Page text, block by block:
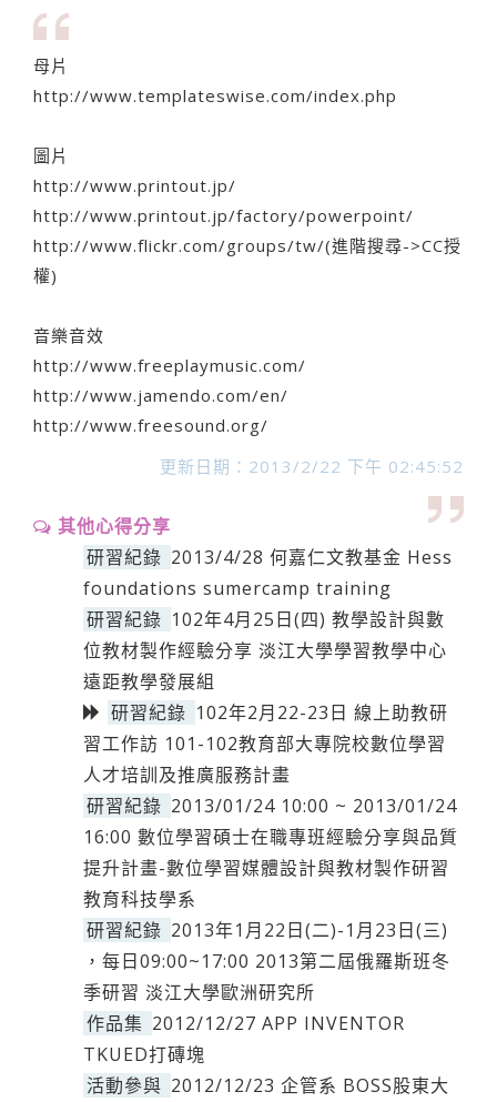
母片
http://www.templateswise.com/index.php
圖片
http://www.printout.jp/
http://www.printout.jp/factory/powerpoint/
http://www.flickr.com/groups/tw/(進階搜尋->CC授
權)
音樂音效
http://www.freeplaymusic.com/
http://www.jamendo.com/en/
http://www.freesound.org/
更新日期：2013/2/22 下午 02:45:52
其他心得分享
研習紀錄 2013/4/28 何嘉仁文教基金 Hess
foundations sumercamp training
研習紀錄 102年4月25日(四) 教學設計與數
位教材製作經驗分享 淡江大學學習教學中心
遠距教學發展組
研習紀錄 102年2月22-23日 線上助教研
習工作訪 101-102教育部大專院校數位學習
人才培訓及推廣服務計畫
研習紀錄 2013/01/24 10:00 ~ 2013/01/24
16:00 數位學習碩士在職專班經驗分享與品質
提升計畫-數位學習媒體設計與教材製作研習
教育科技學系
研習紀錄 2013年1月22日(二)-1月23日(三)
，每日09:00~17:00 2013第二屆俄羅斯班冬
季研習 淡江大學歐洲研究所
作品集 2012/12/27 APP INVENTOR
TKUED打磚塊
活動參與 2012/12/23 企管系 BOSS股東大